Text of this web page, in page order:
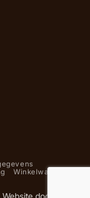
Winkelwagen